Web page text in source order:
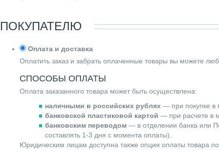
ПОКУПАТЕЛЮ
Оплата и доставка
Оплатить заказ и забрать оплаченные товары вы можете
СПОСОБЫ ОПЛАТЫ
Оплата заказанного товара может быть осуществлена:
наличными в российских рублях — при покупке в
банковской пластиковой картой — при расчете в
банковским переводом — в отделении банка или
составлять 1-3 дня с момента оплаты).
Юридическим лицам доступна также опция оплаты товара